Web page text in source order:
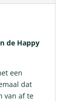
de Happy
een
dat
van af te